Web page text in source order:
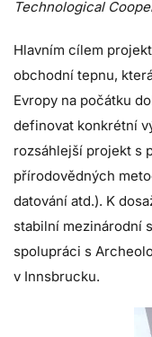
Technological
Hlavním cílem
obchodní tepnu,
Evropy na počátku
definovat konkrétní
rozsáhlejší projekt s
přírodovědných
datování atd.). K
stabilní mezinárodní
spolupráci s
v Innsbrucku.